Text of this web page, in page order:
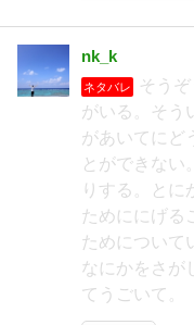
nk_k
ネタバレ
そう
がいる。そう
があいてにど
とができない
りする。とに
ためににげる
ためについて
なにかをさが
てうごいて。